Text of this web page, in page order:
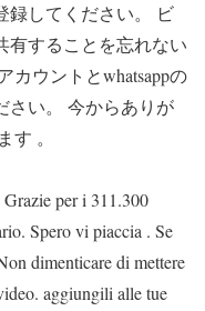
録してください。 ビ
有することを忘れない
カウントとwhatsappの
さい。 今からありが
。
per i 311.300
Spero vi piaccia . Se
dimenticare di mettere
aggiungili alle tue